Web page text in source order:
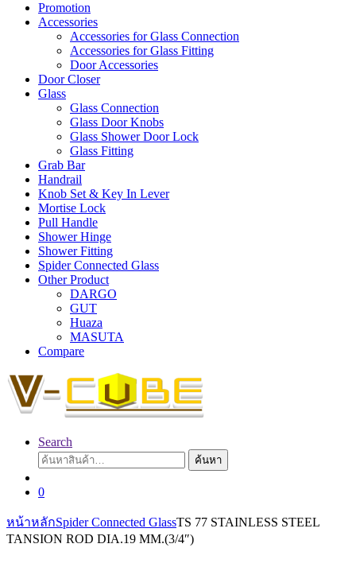
Promotion
Accessories
Accessories for Glass Connection
Accessories for Glass Fitting
Door Accessories
Door Closer
Glass
Glass Connection
Glass Door Knobs
Glass Shower Door Lock
Glass Fitting
Grab Bar
Handrail
Knob Set & Key In Lever
Mortise Lock
Pull Handle
Shower Hinge
Shower Fitting
Spider Connected Glass
Other Product
DARGO
GUT
Huaza
MASUTA
Compare
Search
ค้นหา:
ค้นหา
0
หน้าหลักSpider Connected GlassTS 77 STAINLESS STEEL
TANSION ROD DIA.19 MM.(3/4″)